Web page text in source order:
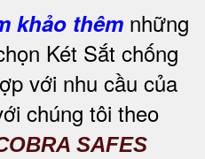
khảo thêm những
Két Sắt chống
với nhu cầu của
chúng tôi theo
SAFES